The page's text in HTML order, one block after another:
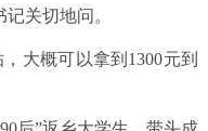
关切地问。
大概可以拿到1300元到